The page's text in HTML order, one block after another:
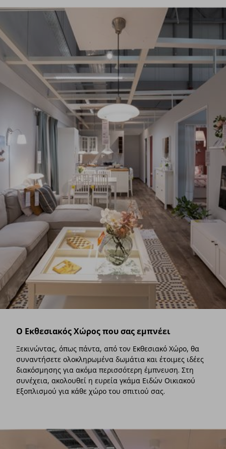
Ο Εκθεσιακός Χώρος που σας εμπνέει
Ξεκινώντας, όπως πάντα, από τον Εκθεσιακό Χώρο, θα
συναντήσετε ολοκληρωμένα δωμάτια και έτοιμες ιδέες
διακόσμησης για ακόμα περισσότερη έμπνευση. Στη
συνέχεια, ακολουθεί η ευρεία γκάμα Ειδών Οικιακού
Εξοπλισμού για κάθε χώρο του σπιτιού σας.